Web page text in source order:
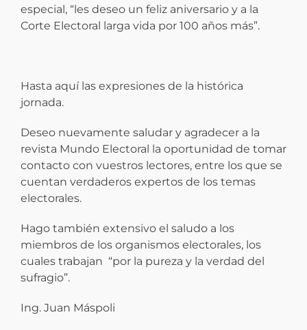
especial, “les deseo un feliz aniversario y a la
Corte Electoral larga vida por 100 años más”.
Hasta aquí las expresiones de la histórica
jornada.
Deseo nuevamente saludar y agradecer a la
revista Mundo Electoral la oportunidad de tomar
contacto con vuestros lectores, entre los que se
cuentan verdaderos expertos de los temas
electorales.
Hago también extensivo el saludo a los
miembros de los organismos electorales, los
cuales trabajan “por la pureza y la verdad del
sufragio”.
Ing. Juan Máspoli